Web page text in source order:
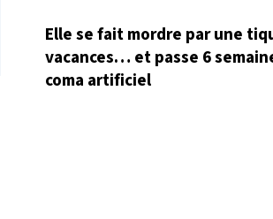
Elle se fait mordre par une
vacances… et passe 6
coma artificiel